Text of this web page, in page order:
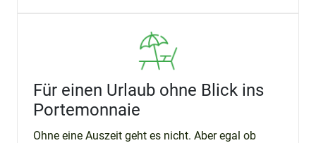
Für einen Urlaub ohne Blick ins
Portemonnaie
Ohne eine Auszeit geht es nicht. Aber egal ob